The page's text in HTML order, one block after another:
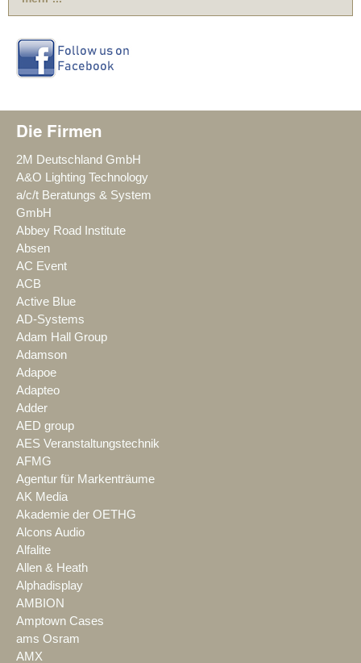
Die Firmen
2M Deutschland GmbH
A&O Lighting Technology
a/c/t Beratungs & System
GmbH
Abbey Road Institute
Absen
AC Event
ACB
Active Blue
AD-Systems
Adam Hall Group
Adamson
Adapoe
Adapteo
Adder
AED group
AES Veranstaltungstechnik
AFMG
Agentur für Markenträume
AK Media
Akademie der OETHG
Alcons Audio
Alfalite
Allen & Heath
Alphadisplay
AMBION
Amptown Cases
ams Osram
AMX